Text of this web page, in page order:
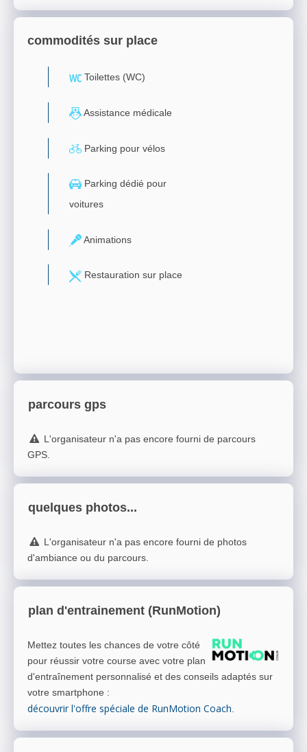
commodités sur place
Toilettes (WC)
Assistance médicale
Parking pour vélos
Parking dédié pour
voitures
Animations
Restauration sur place
parcours gps
L'organisateur n'a pas encore fourni de parcours
GPS.
quelques photos...
L'organisateur n'a pas encore fourni de photos
d'ambiance ou du parcours.
plan d'entrainement (RunMotion)
Mettez toutes les chances de votre côté
pour réussir votre course avec votre plan
d'entraînement personnalisé et des conseils adaptés sur
votre smartphone :
découvrir l'offre spéciale de RunMotion Coach.